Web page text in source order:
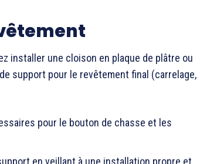
installer une cloison en plaque de plâtre ou
support pour le revêtement final (carrelage,
pour le bouton de chasse et les
en veillant à une installation propre et